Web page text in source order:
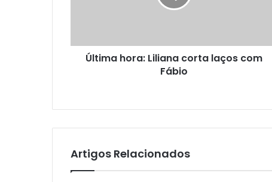
Última hora: Liliana corta laços com
Fábio
Artigos Relacionados